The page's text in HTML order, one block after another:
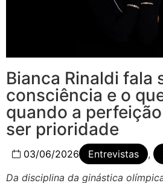
Bianca Rinaldi fala
consciência e o
quando a
ser prioridade
03/06/2026 Entrevistas ,
Da disciplina da ginástica